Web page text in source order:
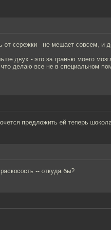
от сережки - не мешает совсем, и
двух - это за гранью моего
делаю все не в специальном
предложить ей теперь
-- откуда бы?